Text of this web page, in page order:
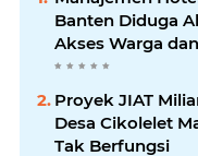
Banten Diduga
Akses Warga dan
Maladministrasi
Proyek JIAT
Desa Cikolelet
Tak Berfungsi